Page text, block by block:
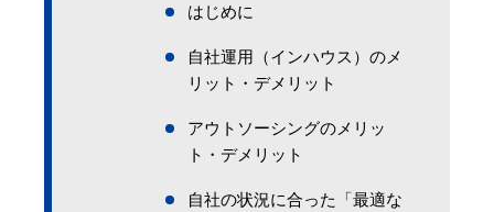
はじめに
自社運用（インハウス）のメ
リット・デメリット
アウトソーシングのメリッ
ト・デメリット
自社の状況に合った「最適な